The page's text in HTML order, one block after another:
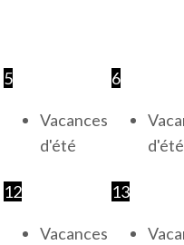
5
Vacances
d'été
6
d'été
12
Vacances
13